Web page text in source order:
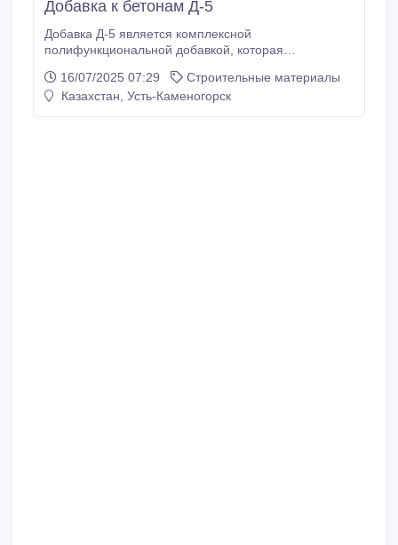
Добавка к бетонам Д-5
Добавка Д-5 является комплексной
полифункциональной добавкой, которая
свойства бетонов и растворов. При этом компания
производитель уверенна, что главным свойством
16/07/2025 07:29
Строительные материалы
Казахстан, Усть-Каменогорск